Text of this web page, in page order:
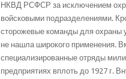
НКВД РСФСР за исключением
войсковыми подразделениями.
сторожевые команды для охраны
не нашла широкого применения.
специализированные отряды
предприятиях вплоть до 1927 г.